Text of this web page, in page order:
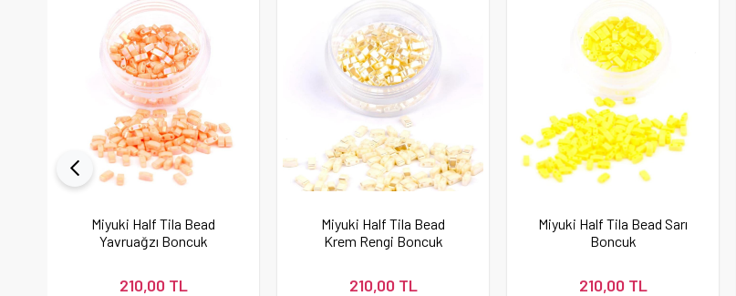
Miyuki Half Tila Bead
Yavruağzı Boncuk
210,00 TL
Miyuki Half Tila Bead
Krem Rengi Boncuk
210,00 TL
Miyuki Half Tila Bead Sarı
Boncuk
210,00 TL